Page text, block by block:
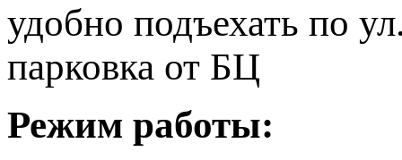
удобно подъехать по
парковка от БЦ
Режим работы: